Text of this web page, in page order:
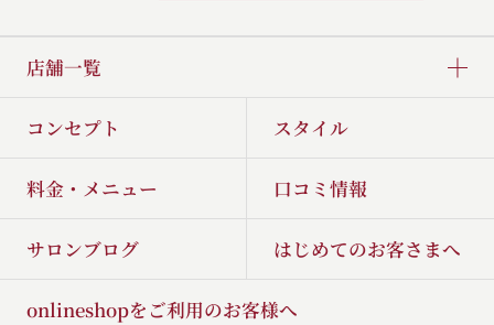
店舗一覧
コンセプト スタイル
料金・メニュー 口コミ情報
サロンブログ はじめてのお客さまへ
onlineshopをご利用のお客様へ